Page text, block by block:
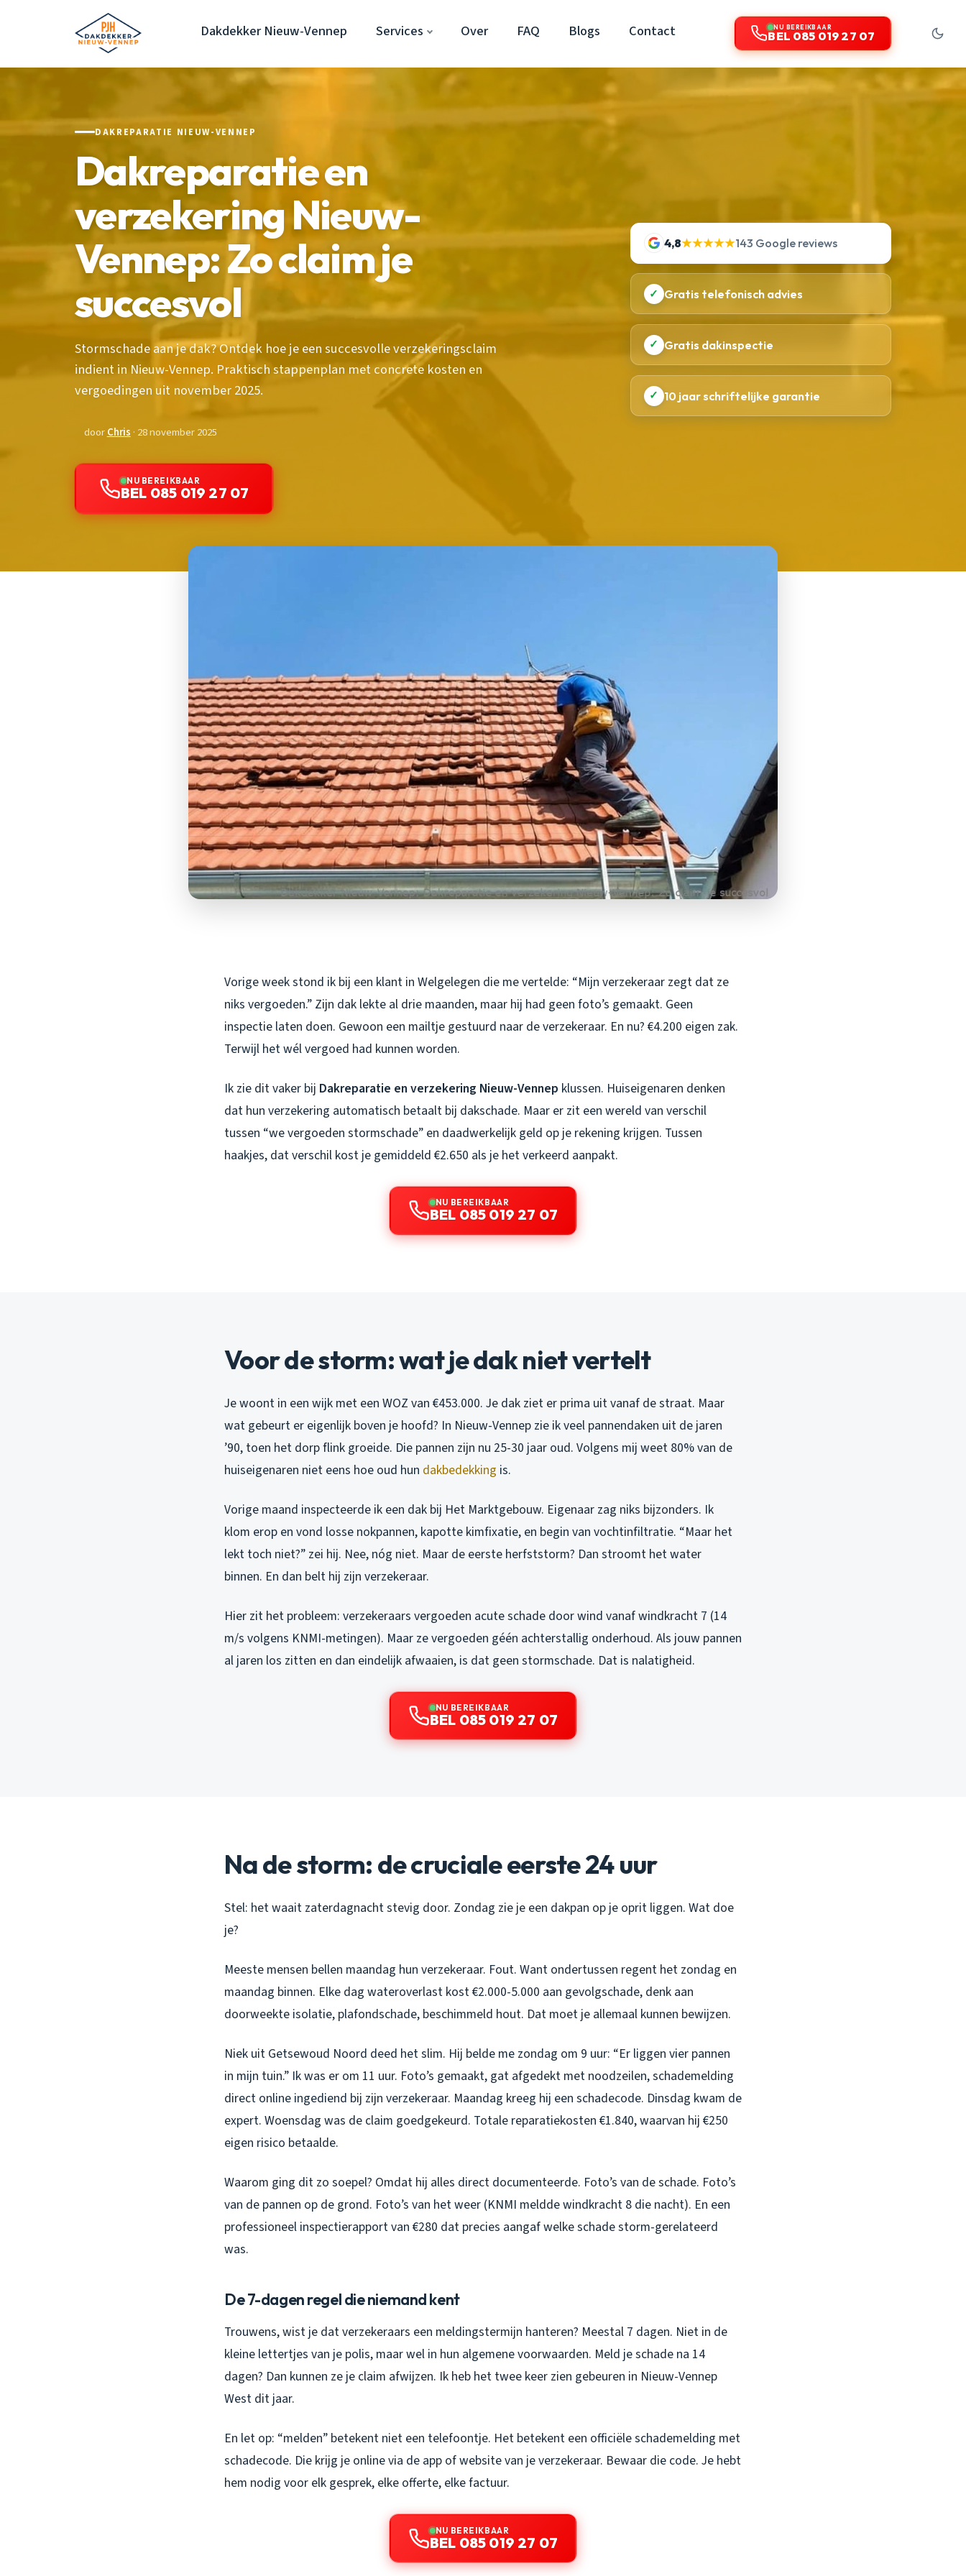
Dakdekker Nieuw-Vennep Services Over FAQ Blogs Contact NU BEREIKBAAR
BEL 085 019 27 07
DAKREPARATIE NIEUW-VENNEP
Dakreparatie en
verzekering Nieuw-
Vennep: Zo claim je
succesvol
Stormschade aan je dak? Ontdek hoe je een succesvolle verzekeringsclaim
indient in Nieuw-Vennep. Praktisch stappenplan met concrete kosten en
vergoedingen uit november 2025.
doorChris · 28 november 2025
NU BEREIKBAAR
BEL 085 019 27 07
4,8★★★★★143 Google reviews
✓ Gratis telefonisch advies
✓ Gratis dakinspectie
✓ 10 jaar schriftelijke garantie
Vorige week stond ik bij een klant in Welgelegen die me vertelde: “Mijn verzekeraar zegt dat ze
niks vergoeden.” Zijn dak lekte al drie maanden, maar hij had geen foto’s gemaakt. Geen
inspectie laten doen. Gewoon een mailtje gestuurd naar de verzekeraar. En nu? €4.200 eigen zak.
Terwijl het wél vergoed had kunnen worden.
Ik zie dit vaker bij Dakreparatie en verzekering Nieuw-Vennep klussen. Huiseigenaren denken
dat hun verzekering automatisch betaalt bij dakschade. Maar er zit een wereld van verschil
tussen “we vergoeden stormschade” en daadwerkelijk geld op je rekening krijgen. Tussen
haakjes, dat verschil kost je gemiddeld €2.650 als je het verkeerd aanpakt.
NU BEREIKBAAR
BEL 085 019 27 07
Voor de storm: wat je dak niet vertelt
Je woont in een wijk met een WOZ van €453.000. Je dak ziet er prima uit vanaf de straat. Maar
wat gebeurt er eigenlijk boven je hoofd? In Nieuw-Vennep zie ik veel pannendaken uit de jaren
’90, toen het dorp flink groeide. Die pannen zijn nu 25-30 jaar oud. Volgens mij weet 80% van de
huiseigenaren niet eens hoe oud hun dakbedekking is.
Vorige maand inspecteerde ik een dak bij Het Marktgebouw. Eigenaar zag niks bijzonders. Ik
klom erop en vond losse nokpannen, kapotte kimfixatie, en begin van vochtinfiltratie. “Maar het
lekt toch niet?” zei hij. Nee, nóg niet. Maar de eerste herfststorm? Dan stroomt het water
binnen. En dan belt hij zijn verzekeraar.
Hier zit het probleem: verzekeraars vergoeden acute schade door wind vanaf windkracht 7 (14
m/s volgens KNMI-metingen). Maar ze vergoeden géén achterstallig onderhoud. Als jouw pannen
al jaren los zitten en dan eindelijk afwaaien, is dat geen stormschade. Dat is nalatigheid.
NU BEREIKBAAR
BEL 085 019 27 07
Na de storm: de cruciale eerste 24 uur
Stel: het waait zaterdagnacht stevig door. Zondag zie je een dakpan op je oprit liggen. Wat doe
je?
Meeste mensen bellen maandag hun verzekeraar. Fout. Want ondertussen regent het zondag en
maandag binnen. Elke dag wateroverlast kost €2.000-5.000 aan gevolgschade, denk aan
doorweekte isolatie, plafondschade, beschimmeld hout. Dat moet je allemaal kunnen bewijzen.
Niek uit Getsewoud Noord deed het slim. Hij belde me zondag om 9 uur: “Er liggen vier pannen
in mijn tuin.” Ik was er om 11 uur. Foto’s gemaakt, gat afgedekt met noodzeilen, schademelding
direct online ingediend bij zijn verzekeraar. Maandag kreeg hij een schadecode. Dinsdag kwam de
expert. Woensdag was de claim goedgekeurd. Totale reparatiekosten €1.840, waarvan hij €250
eigen risico betaalde.
Waarom ging dit zo soepel? Omdat hij alles direct documenteerde. Foto’s van de schade. Foto’s
van de pannen op de grond. Foto’s van het weer (KNMI meldde windkracht 8 die nacht). En een
professioneel inspectierapport van €280 dat precies aangaf welke schade storm-gerelateerd
was.
De 7-dagen regel die niemand kent
Trouwens, wist je dat verzekeraars een meldingstermijn hanteren? Meestal 7 dagen. Niet in de
kleine lettertjes van je polis, maar wel in hun algemene voorwaarden. Meld je schade na 14
dagen? Dan kunnen ze je claim afwijzen. Ik heb het twee keer zien gebeuren in Nieuw-Vennep
West dit jaar.
En let op: “melden” betekent niet een telefoontje. Het betekent een officiële schademelding met
schadecode. Die krijg je online via de app of website van je verzekeraar. Bewaar die code. Je hebt
hem nodig voor elk gesprek, elke offerte, elke factuur.
NU BEREIKBAAR
BEL 085 019 27 07